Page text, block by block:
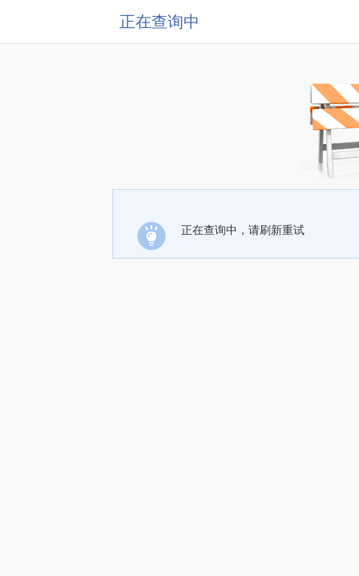
正在查询中
正在查询中，请刷新重试